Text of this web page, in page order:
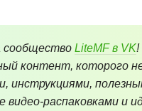
сообщество LiteMF в VK!
контент, которого
инструкциями,
распаковками и